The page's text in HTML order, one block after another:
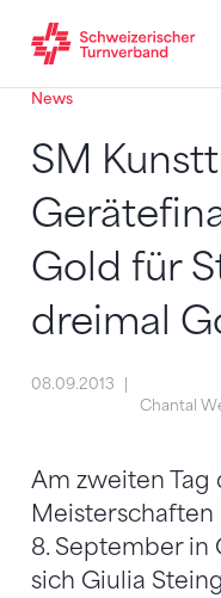
Zum Inhalt springen
Zur Sitemap navigieren
Zum Navigieren
News
SM
Gold für
dreimal
08.09.2013
Chantal
Am zweiten Tag
Meisterschaften
8. September in
sich Giulia